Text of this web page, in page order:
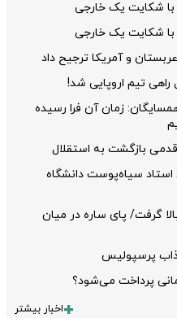
با شکایت یک خارجی
با شکایت یک خارجی
و آمریکا ترجیح داد
راهی تیم اروپایی شد!
زمان آن فرا رسیده
بازگشت به استقلال
سیاه‌پوست دانشگاه
گرفت/ پای ساره در میان
پرسپولیس
پرداخت می‌شود؟
اخبار بیشتر